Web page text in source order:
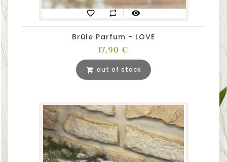
favorite_border repeat visibility
Brûle Parfum - LOVE
Prix
17,90 €
shopping_cart out of stock